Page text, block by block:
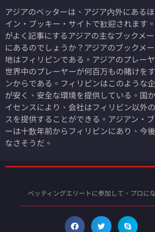
アジアのベッターは、アジア内外にある
イン・ブッキー・サイトで歓迎されます
がよく記事にするアジアの主なブックメ
にあるのでしょうか？アジアのブックメ
地はフィリピンである。アジアのプレー
世界中のプレーヤーが何百万もの賭けを
ンからである。フィリピンはこのような
が安く、安全な環境を提供している。国
イセンスにより、会社はフィリピン以外
スを提供することができる。アジアン・
ーは十数年前からフィリピンにあり、今
なさそうだ。
ベッティングエリートに参加して、プロに